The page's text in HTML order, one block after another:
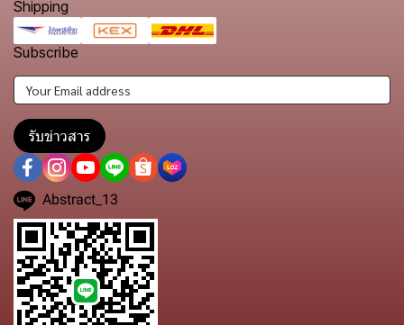
Shipping
Subscribe
รับข่าวสาร
Abstract_13